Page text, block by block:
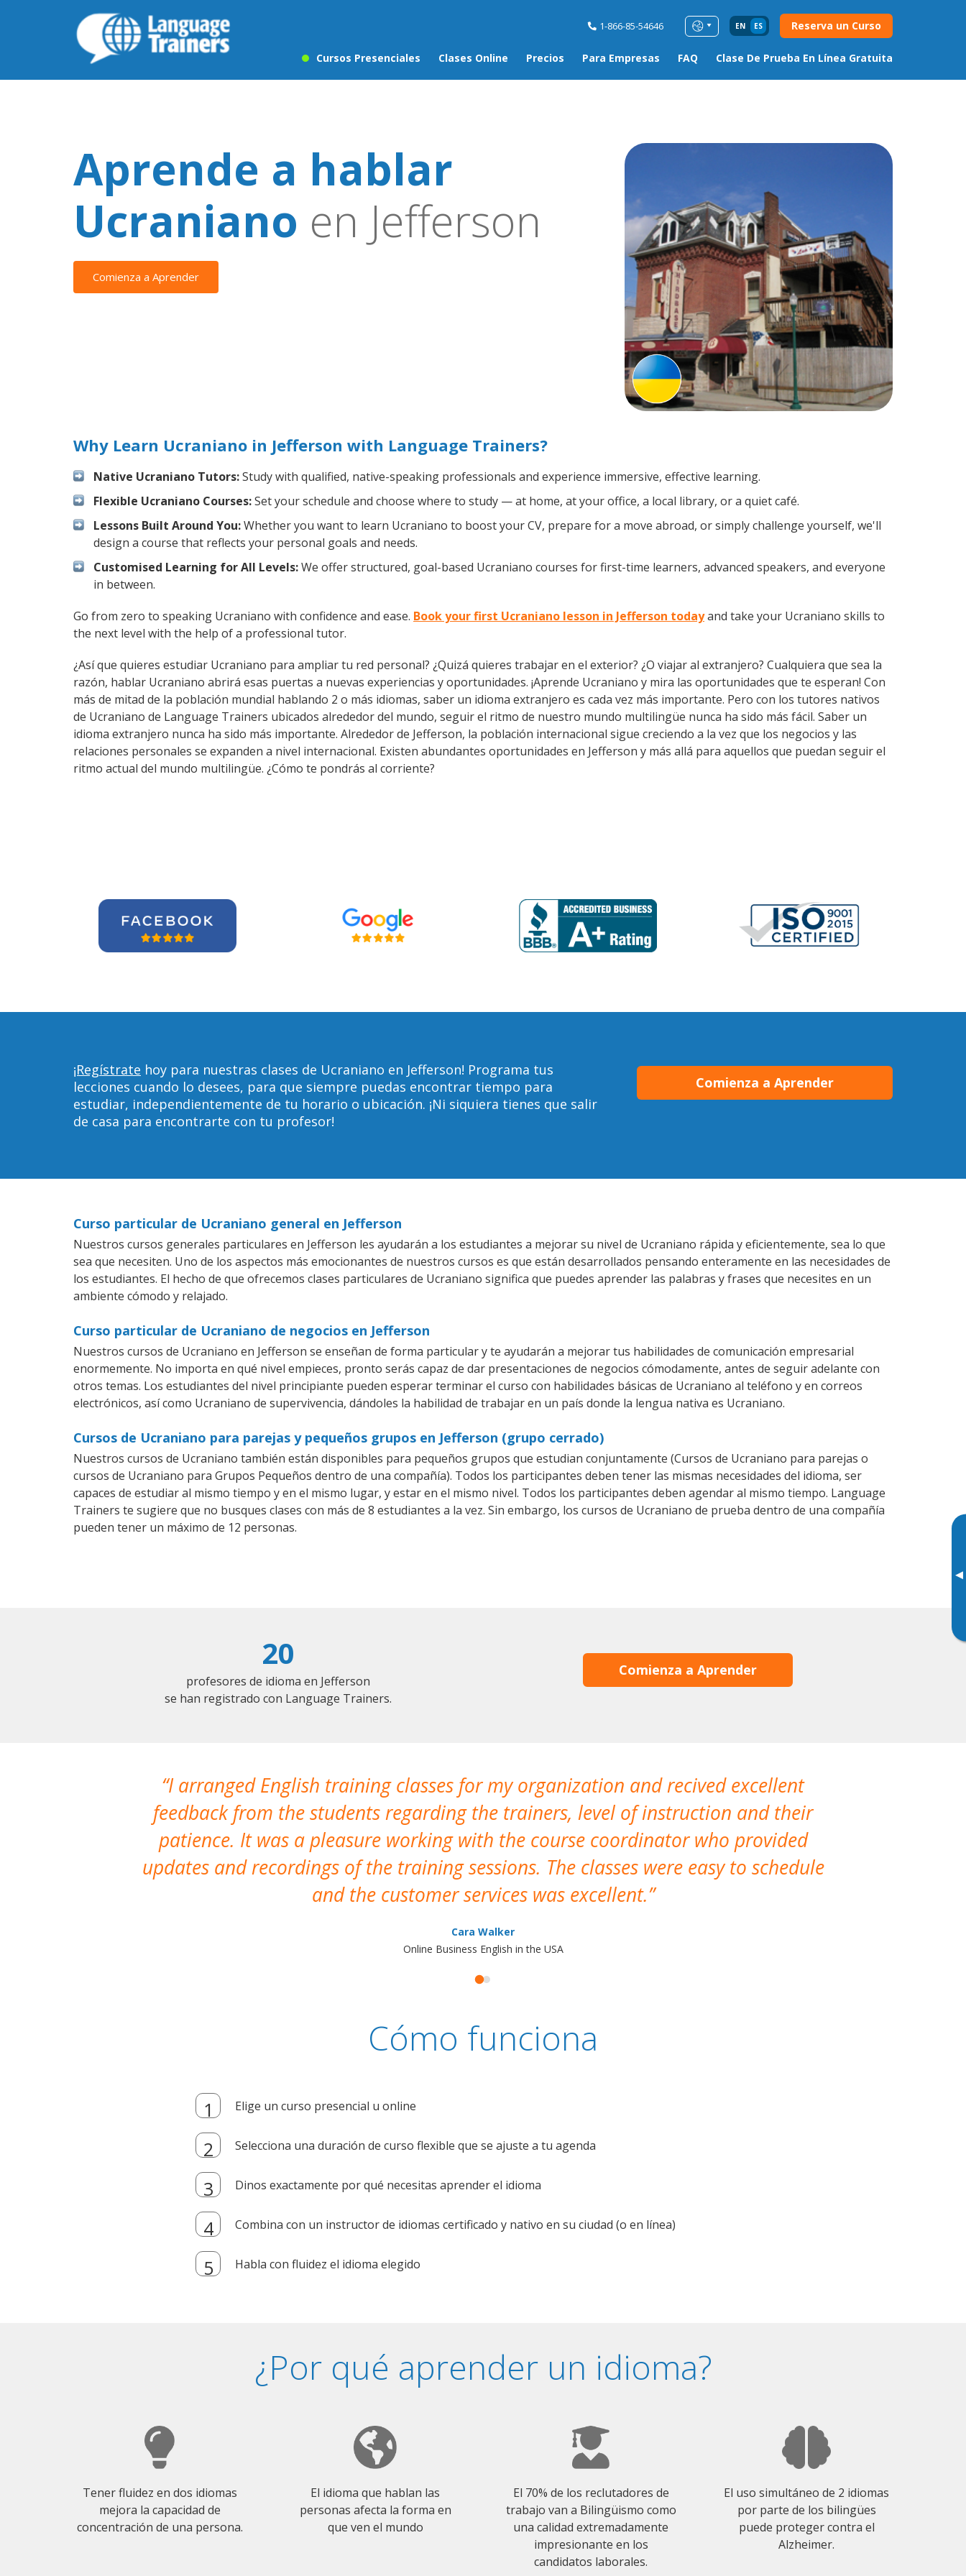
1-866-85-54646 EN ES Reserva un Curso
Cursos Presenciales Clases Online Precios Para Empresas FAQ Clase De Prueba En Línea Gratuita
▸
Aprende a hablar
Ucraniano en Jefferson
Comienza a Aprender
Why Learn Ucraniano in Jefferson with Language Trainers?
Native Ucraniano Tutors:Study with qualified, native-speaking professionals and experience immersive, effective learning.
Flexible Ucraniano Courses:Set your schedule and choose where to study — at home, at your office, a local library, or a quiet café.
Lessons Built Around You:Whether you want to learn Ucraniano to boost your CV, prepare for a move abroad, or simply challenge yourself, we'll
design a course that reflects your personal goals and needs.
Customised Learning for All Levels:We offer structured, goal-based Ucraniano courses for first-time learners, advanced speakers, and everyone
in between.
Go from zero to speaking Ucraniano with confidence and ease. Book your first Ucraniano lesson in Jefferson todayand take your Ucraniano skills to
the next level with the help of a professional tutor.
¿Así que quieres estudiar Ucraniano para ampliar tu red personal? ¿Quizá quieres trabajar en el exterior? ¿O viajar al extranjero? Cualquiera que sea la
razón, hablar Ucraniano abrirá esas puertas a nuevas experiencias y oportunidades. ¡Aprende Ucraniano y mira las oportunidades que te esperan! Con
más de mitad de la población mundial hablando 2 o más idiomas, saber un idioma extranjero es cada vez más importante. Pero con los tutores nativos
de Ucraniano de Language Trainers ubicados alrededor del mundo, seguir el ritmo de nuestro mundo multilingüe nunca ha sido más fácil. Saber un
idioma extranjero nunca ha sido más importante. Alrededor de Jefferson, la población internacional sigue creciendo a la vez que los negocios y las
relaciones personales se expanden a nivel internacional. Existen abundantes oportunidades en Jefferson y más allá para aquellos que puedan seguir el
ritmo actual del mundo multilingüe. ¿Cómo te pondrás al corriente?
¡Regístrate hoy para nuestras clases de Ucraniano en Jefferson! Programa tus
lecciones cuando lo desees, para que siempre puedas encontrar tiempo para
estudiar, independientemente de tu horario o ubicación. ¡Ni siquiera tienes que salir
de casa para encontrarte con tu profesor!
Comienza a Aprender
Curso particular de Ucraniano general en Jefferson
Nuestros cursos generales particulares en Jefferson les ayudarán a los estudiantes a mejorar su nivel de Ucraniano rápida y eficientemente, sea lo que
sea que necesiten. Uno de los aspectos más emocionantes de nuestros cursos es que están desarrollados pensando enteramente en las necesidades de
los estudiantes. El hecho de que ofrecemos clases particulares de Ucraniano significa que puedes aprender las palabras y frases que necesites en un
ambiente cómodo y relajado.
Curso particular de Ucraniano de negocios en Jefferson
Nuestros cursos de Ucraniano en Jefferson se enseñan de forma particular y te ayudarán a mejorar tus habilidades de comunicación empresarial
enormemente. No importa en qué nivel empieces, pronto serás capaz de dar presentaciones de negocios cómodamente, antes de seguir adelante con
otros temas. Los estudiantes del nivel principiante pueden esperar terminar el curso con habilidades básicas de Ucraniano al teléfono y en correos
electrónicos, así como Ucraniano de supervivencia, dándoles la habilidad de trabajar en un país donde la lengua nativa es Ucraniano.
Cursos de Ucraniano para parejas y pequeños grupos en Jefferson (grupo cerrado)
Nuestros cursos de Ucraniano también están disponibles para pequeños grupos que estudian conjuntamente (Cursos de Ucraniano para parejas o
cursos de Ucraniano para Grupos Pequeños dentro de una compañía). Todos los participantes deben tener las mismas necesidades del idioma, ser
capaces de estudiar al mismo tiempo y en el mismo lugar, y estar en el mismo nivel. Todos los participantes deben agendar al mismo tiempo. Language
Trainers te sugiere que no busques clases con más de 8 estudiantes a la vez. Sin embargo, los cursos de Ucraniano de prueba dentro de una compañía
pueden tener un máximo de 12 personas.
20
profesores de idioma en Jefferson
se han registrado con Language Trainers.
Comienza a Aprender
I arranged English training classes for my organization and recived excellent
feedback from the students regarding the trainers, level of instruction and their
patience. It was a pleasure working with the course coordinator who provided
updates and recordings of the training sessions. The classes were easy to schedule
and the customer services was excellent.
Cara Walker
Online Business English in the USA
Cómo funciona
Elige un curso presencial u online
Selecciona una duración de curso flexible que se ajuste a tu agenda
Dinos exactamente por qué necesitas aprender el idioma
Combina con un instructor de idiomas certificado y nativo en su ciudad (o en línea)
Habla con fluidez el idioma elegido
¿Por qué aprender un idioma?
Tener fluidez en dos idiomas
mejora la capacidad de
concentración de una persona.
El idioma que hablan las
personas afecta la forma en
que ven el mundo
El 70% de los reclutadores de
trabajo van a Bilingüismo como
una calidad extremadamente
impresionante en los
candidatos laborales.
El uso simultáneo de 2 idiomas
por parte de los bilingües
puede proteger contra el
Alzheimer.